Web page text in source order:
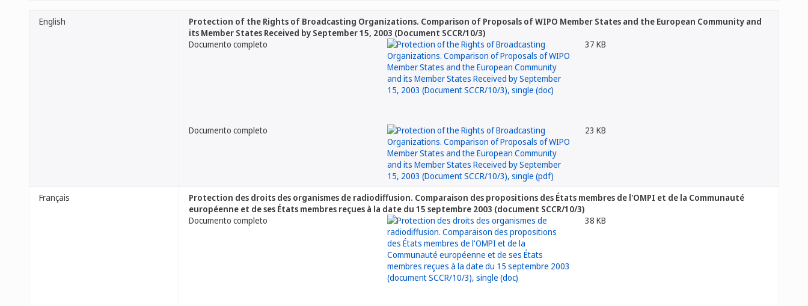
English
Protection of the Rights of Broadcasting Organizations. Comparison of Proposals of WIPO Member States and the European Community and
its Member States Received by September 15, 2003 (Document SCCR/10/3)
Documento completo
37 KB
Documento completo 23 KB
Français
Protection des droits des organismes de radiodiffusion. Comparaison des propositions des États membres de l'OMPI et de la Communauté
européenne et de ses États membres reçues à la date du 15 septembre 2003 (document SCCR/10/3)
Documento completo
38 KB